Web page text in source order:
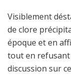
Visiblement
de clore
époque et en
tout en
discussion sur